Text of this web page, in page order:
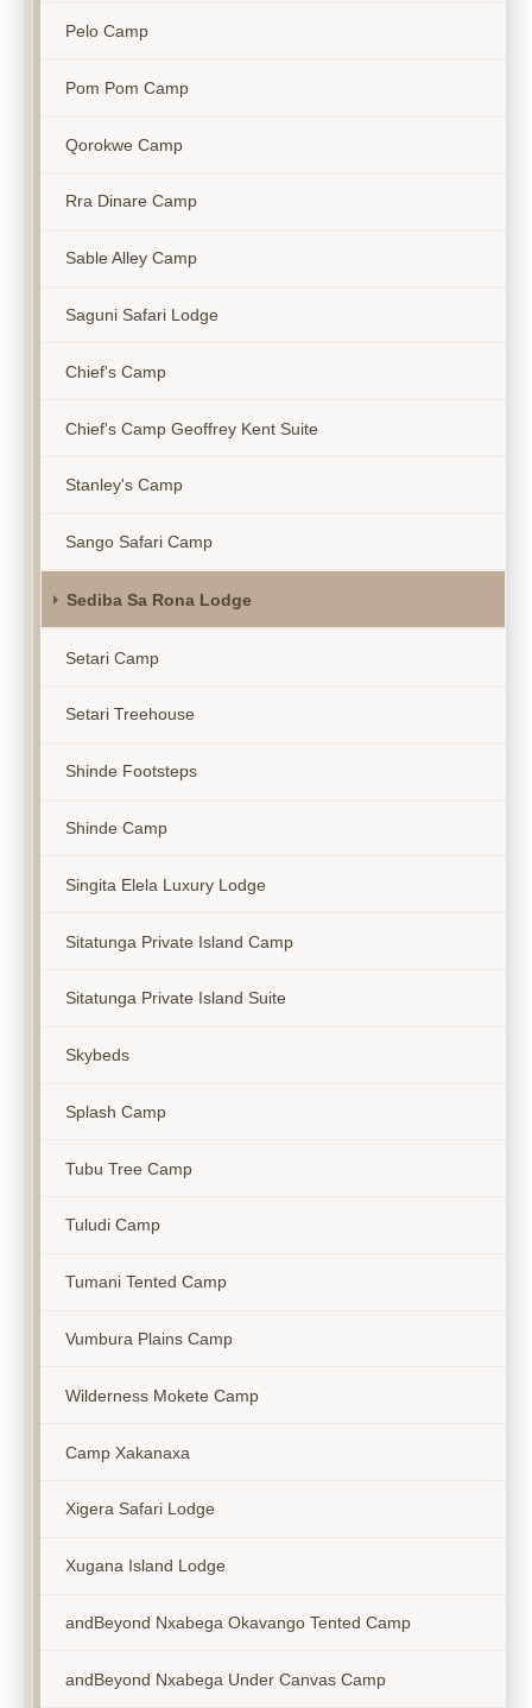
Pelo Camp
Pom Pom Camp
Qorokwe Camp
Rra Dinare Camp
Sable Alley Camp
Saguni Safari Lodge
Chief's Camp
Chief's Camp Geoffrey Kent Suite
Stanley's Camp
Sango Safari Camp
Sediba Sa Rona Lodge
Setari Camp
Setari Treehouse
Shinde Footsteps
Shinde Camp
Singita Elela Luxury Lodge
Sitatunga Private Island Camp
Sitatunga Private Island Suite
Skybeds
Splash Camp
Tubu Tree Camp
Tuludi Camp
Tumani Tented Camp
Vumbura Plains Camp
Wilderness Mokete Camp
Camp Xakanaxa
Xigera Safari Lodge
Xugana Island Lodge
andBeyond Nxabega Okavango Tented Camp
andBeyond Nxabega Under Canvas Camp